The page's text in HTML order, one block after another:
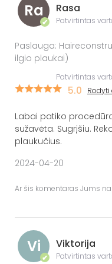
Ra
✔
Rasa
Patvirtintas
Paslauga:
ilgio plaukai)
Patvirtintas
5.0
Labai patiko
sužavėta. Sugrįšiu.
plaukučius.
2024-04-20
Ar šis komentaras Jums
Vi
✔
Viktorija
Patvirtintas